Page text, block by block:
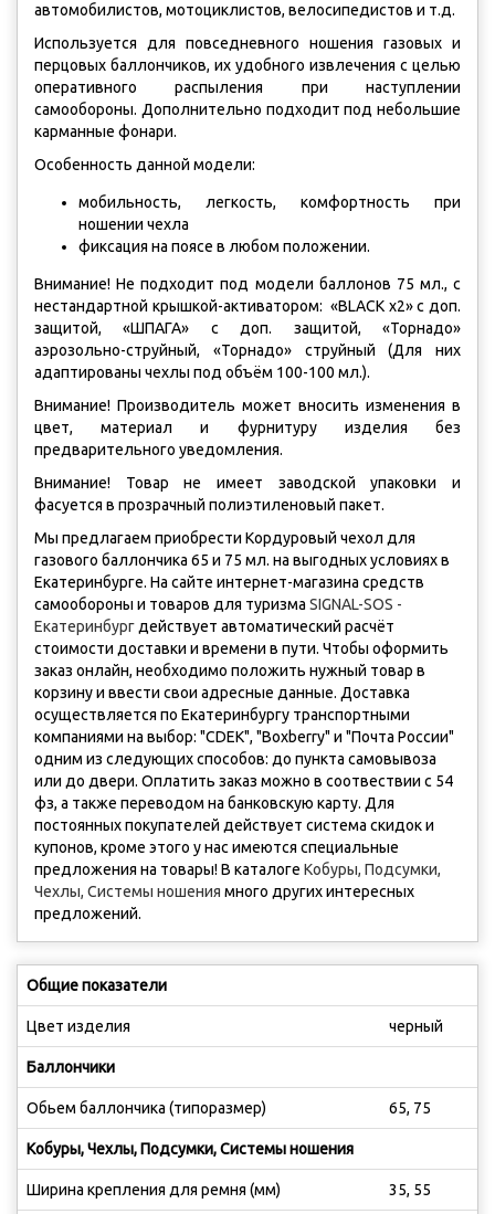
автомобилистов, мотоциклистов, велосипедистов и т.д.
Используется для повседневного ношения газовых и
перцовых баллончиков, их удобного извлечения с целью
оперативного распыления при наступлении
самообороны. Дополнительно подходит под небольшие
карманные фонари.
Особенность данной модели:
мобильность, легкость, комфортность при
ношении чехла
фиксация на поясе в любом положении.
Внимание! Не подходит под модели баллонов 75 мл., с
нестандартной крышкой-активатором: «BLACK x2» с доп.
защитой, «ШПАГА» с доп. защитой, «Торнадо»
аэрозольно-струйный, «Торнадо» струйный (Для них
адаптированы чехлы под объём 100-100 мл.).
Внимание! Производитель может вносить изменения в
цвет, материал и фурнитуру изделия без
предварительного уведомления.
Внимание! Товар не имеет заводской упаковки и
фасуется в прозрачный полиэтиленовый пакет.
Мы предлагаем приобрести Кордуровый чехол для
газового баллончика 65 и 75 мл. на выгодных условиях в
Екатеринбурге. На сайте интернет-магазина средств
самообороны и товаров для туризма SIGNAL-SOS -
Екатеринбург действует автоматический расчёт
стоимости доставки и времени в пути. Чтобы оформить
заказ онлайн, необходимо положить нужный товар в
корзину и ввести свои адресные данные. Доставка
осуществляется по Екатеринбургу транспортными
компаниями на выбор: "CDEK", "Boxberry" и "Почта России"
одним из следующих способов: до пункта самовывоза
или до двери. Оплатить заказ можно в соотвествии с 54
фз, а также переводом на банковскую карту. Для
постоянных покупателей действует система скидок и
купонов, кроме этого у нас имеются cпециальные
предложения на товары! В каталоге Кобуры, Подсумки,
Чехлы, Системы ношения много других интересных
предложений.
Общие показатели
Цвет изделия черный
Баллончики
Обьем баллончика (типоразмер) 65, 75
Кобуры, Чехлы, Подсумки, Системы ношения
Ширина крепления для ремня (мм) 35, 55